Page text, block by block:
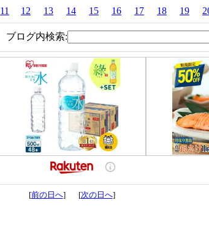
11 12 13 14 15 16 17 18 19
ブログ内検索:
[前の日へ] [次の日へ]